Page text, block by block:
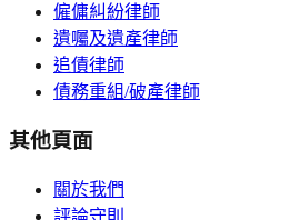
僱傭糾紛律師
遺囑及遺產律師
追債律師
債務重組/破產律師
其他頁面
關於我們
評論守則